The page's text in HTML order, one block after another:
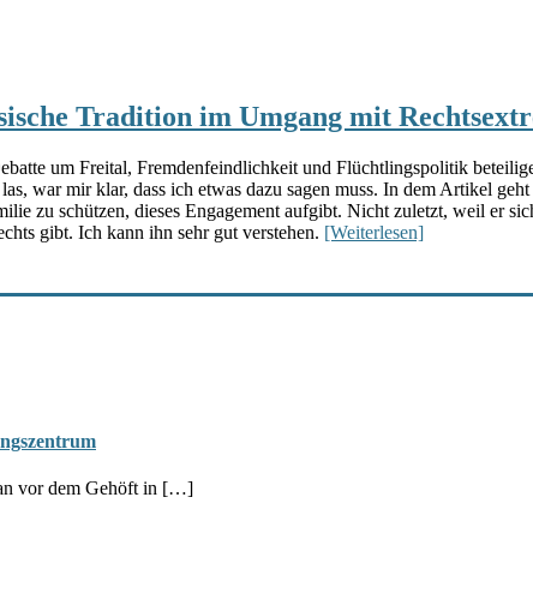
Tradition im Umgang mit
um Freital, Fremdenfeindlichkeit und Flüchtlingspolitik
war mir klar, dass ich etwas dazu sagen muss. In dem Artikel
zu schützen, dieses Engagement aufgibt. Nicht zuletzt, weil er
gibt. Ich kann ihn sehr gut verstehen. [Weiterlesen]
vor dem Gehöft in […]